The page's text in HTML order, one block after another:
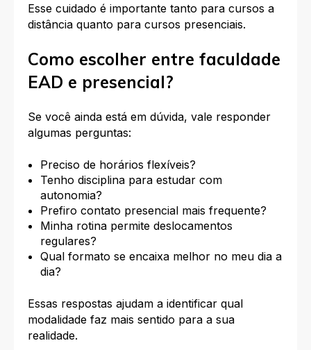
Esse cuidado é importante tanto para cursos a
distância quanto para cursos presenciais.
Como escolher entre faculdade
EAD e presencial?
Se você ainda está em dúvida, vale responder
algumas perguntas:
Preciso de horários flexíveis?
Tenho disciplina para estudar com
autonomia?
Prefiro contato presencial mais frequente?
Minha rotina permite deslocamentos
regulares?
Qual formato se encaixa melhor no meu dia a
dia?
Essas respostas ajudam a identificar qual
modalidade faz mais sentido para a sua
realidade.